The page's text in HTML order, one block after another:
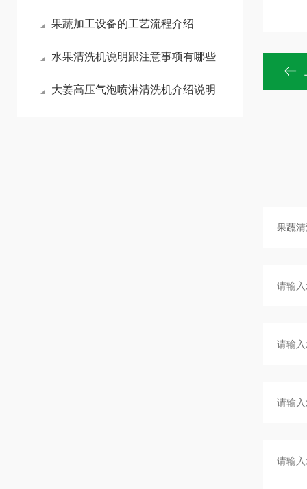
果蔬加工设备的工艺流程介绍
水果清洗机说明跟注意事项有哪些
大姜高压气泡喷淋清洗机介绍说明